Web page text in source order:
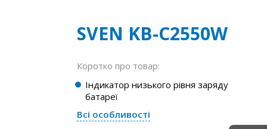
SVEN KB-C2550W
Коротко про товар:
Індикатор низького рівня заряду
батареї
Всі особливості